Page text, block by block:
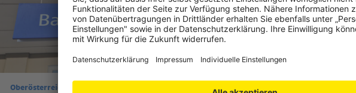
Oberösterreich Oberösterreich